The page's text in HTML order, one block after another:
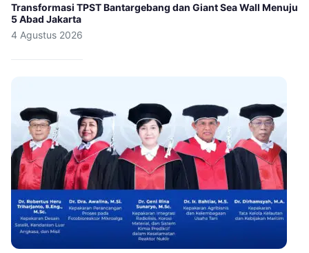
Transformasi TPST Bantargebang dan Giant Sea Wall Menuju
5 Abad Jakarta
4 Agustus 2026